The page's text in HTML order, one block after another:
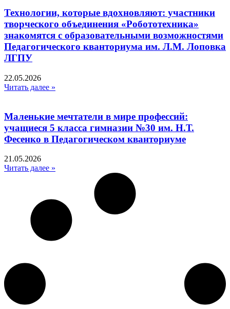
Технологии, которые вдохновляют: участники
творческого объединения «Робототехника»
знакомятся с образовательными возможностями
Педагогического кванториума им. Л.М. Лоповка
ЛГПУ
22.05.2026
Читать далее »
Маленькие мечтатели в мире профессий:
учащиеся 5 класса гимназии №30 им. Н.Т.
Фесенко в Педагогическом кванториуме
21.05.2026
Читать далее »